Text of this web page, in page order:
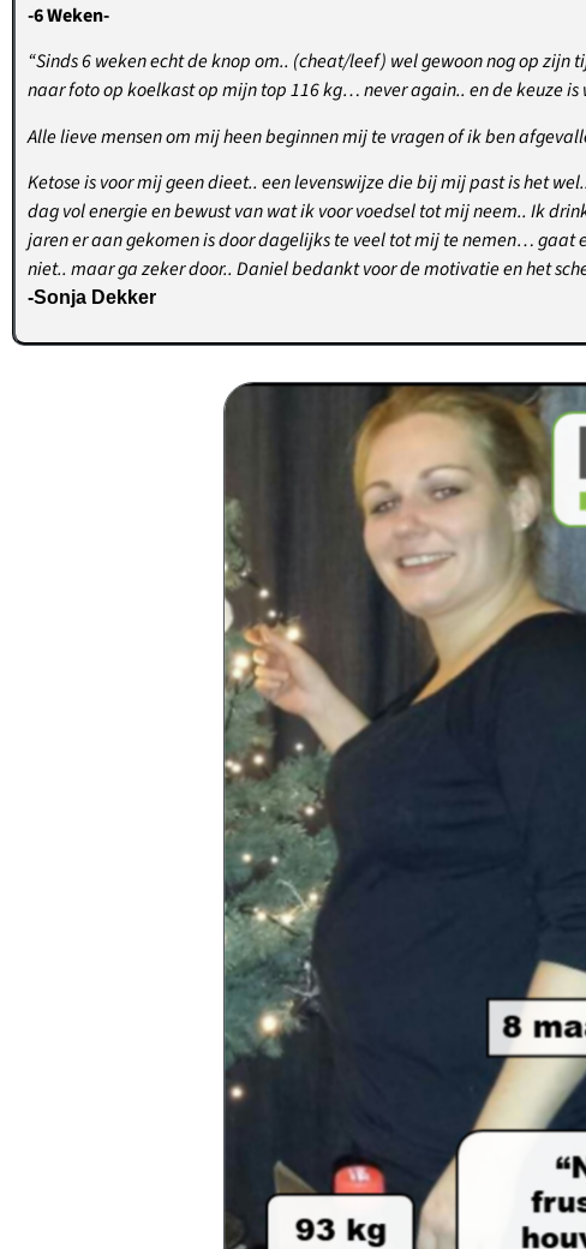
-6 Weken-
“Sinds 6 weken echt de knop om.. (cheat/leef) wel gewoon nog op
naar foto op koelkast op mijn top 116 kg… never again.. en de keuze
Alle lieve mensen om mij heen beginnen mij te vragen of ik ben
Ketose is voor mij geen dieet.. een levenswijze die bij mij past is het
dag vol energie en bewust van wat ik voor voedsel tot mij neem.. Ik
jaren er aan gekomen is door dagelijks te veel tot mij te nemen…
niet.. maar ga zeker door.. Daniel bedankt voor de motivatie en het
-Sonja Dekker